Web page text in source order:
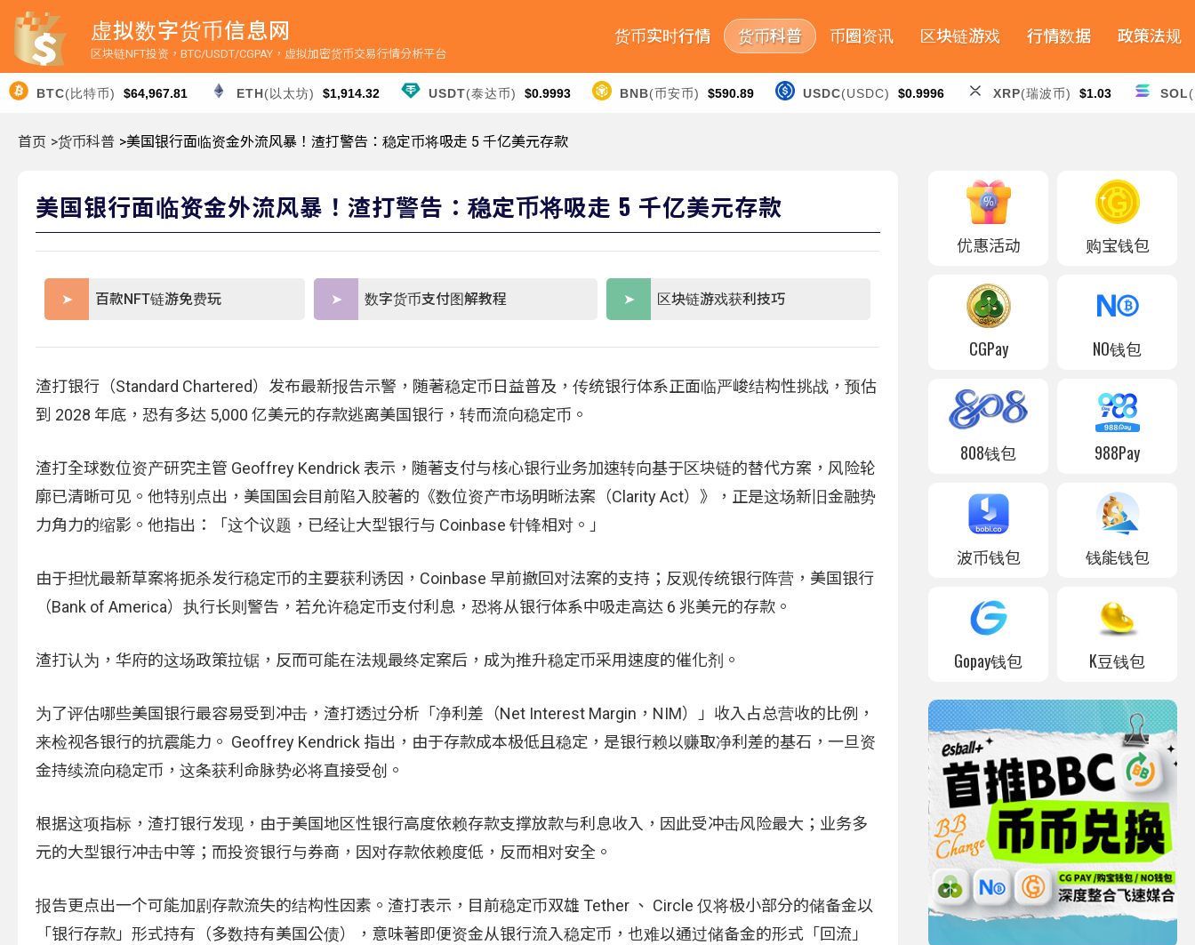
虚拟数字货币信息网
区块链NFT投资，BTC/USDT/CGPAY，虚拟加密货币交易行情分析平台
货币实时行情 货币科普 币圈资讯 区块链游戏 行情数据 政策法规
BTC(比特币) $64,967.81 ETH(以太坊) $1,914.32 USDT(泰达币) $0.9993 BNB(币安币) $590.89 USDC(USDC) $0.9996 XRP(瑞波币) $1.03 SOL
首页 >货币科普 >美国银行面临资金外流风暴！渣打警告：稳定币将吸走 5 千亿美元存款
美国银行面临资金外流风暴！渣打警告：稳定币将吸走 5 千亿美元存款
百款NFT链游免费玩 数字货币支付图解教程 区块链游戏获利技巧
渣打银行（Standard Chartered）发布最新报告示警，随著稳定币日益普及，传统银行体系正面临严峻结构性挑战，预估
到 2028 年底，恐有多达 5,000 亿美元的存款逃离美国银行，转而流向稳定币。
渣打全球数位资产研究主管 Geoffrey Kendrick 表示，随著支付与核心银行业务加速转向基于区块链的替代方案，风险轮
廓已清晰可见。他特别点出，美国国会目前陷入胶著的《数位资产市场明晰法案（Clarity Act）》，正是这场新旧金融势
力角力的缩影。他指出：「这个议题，已经让大型银行与 Coinbase 针锋相对。」
由于担忧最新草案将扼杀发行稳定币的主要获利诱因，Coinbase 早前撤回对法案的支持；反观传统银行阵营，美国银行
（Bank of America）执行长则警告，若允许稳定币支付利息，恐将从银行体系中吸走高达 6 兆美元的存款。
渣打认为，华府的这场政策拉锯，反而可能在法规最终定案后，成为推升稳定币采用速度的催化剂。
为了评估哪些美国银行最容易受到冲击，渣打透过分析「净利差（Net Interest Margin，NIM）」收入占总营收的比例，
来检视各银行的抗震能力。 Geoffrey Kendrick 指出，由于存款成本极低且稳定，是银行赖以赚取净利差的基石，一旦资
金持续流向稳定币，这条获利命脉势必将直接受创。
根据这项指标，渣打银行发现，由于美国地区性银行高度依赖存款支撑放款与利息收入，因此受冲击风险最大；业务多
元的大型银行冲击中等；而投资银行与券商，因对存款依赖度低，反而相对安全。
报告更点出一个可能加剧存款流失的结构性因素。渣打表示，目前稳定币双雄 Tether 、 Circle 仅将极小部分的储备金以
「银行存款」形式持有（多数持有美国公债），意味著即便资金从银行流入稳定币，也难以通过储备金的形式「回流」
优惠活动 购宝钱包
CGPay NO钱包
808钱包 988Pay
波币钱包 钱能钱包
Gopay钱包 K豆钱包